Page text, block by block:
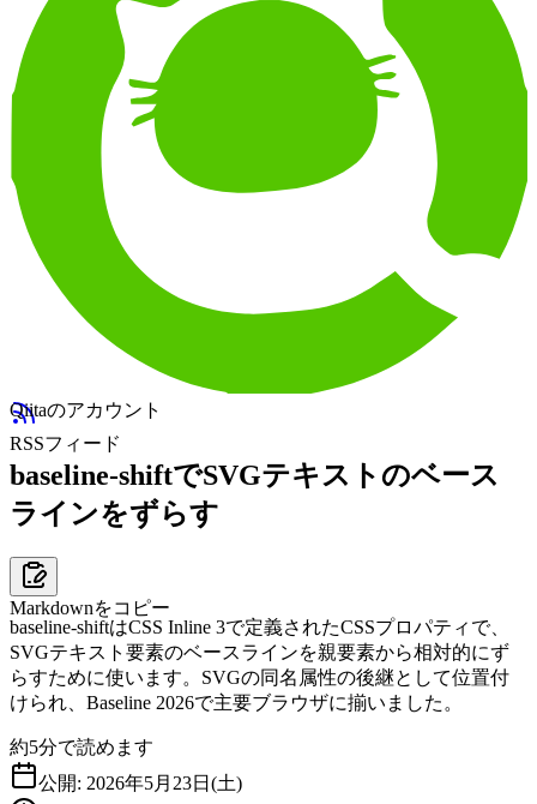
Qiitaのアカウント
RSSフィード
baseline-shiftでSVGテキストのベース
ラインをずらす
Markdownをコピー
baseline-shiftはCSS Inline 3で定義されたCSSプロパティで、
SVGテキスト要素のベースラインを親要素から相対的にず
らすために使います。SVGの同名属性の後継として位置付
けられ、Baseline 2026で主要ブラウザに揃いました。
約5分で読めます
公開: 2026年5月23日(土)